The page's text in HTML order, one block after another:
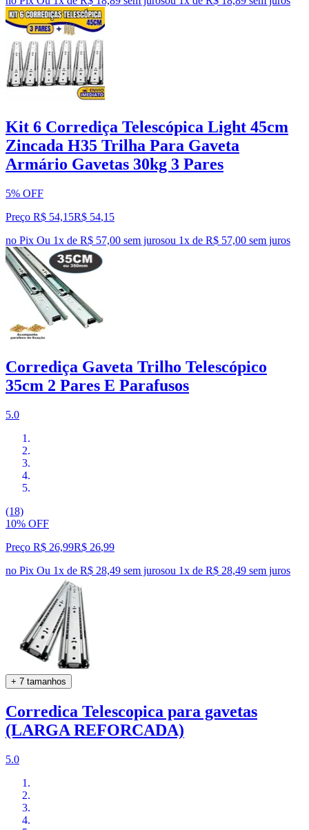
Kit 6 Corrediça Telescópica Light 45cm
Zincada H35 Trilha Para Gaveta
Armário Gavetas 30kg 3 Pares
5% OFF
Preço R$ 54,15R$ 54,15
no Pix Ou 1x de R$ 57,00 sem jurosou 1x de R$ 57,00 sem juros
Corrediça Gaveta Trilho Telescópico
35cm 2 Pares E Parafusos
5.0
(18)
10% OFF
Preço R$ 26,99R$ 26,99
no Pix Ou 1x de R$ 28,49 sem jurosou 1x de R$ 28,49 sem juros
+ 7 tamanhos
Corredica Telescopica para gavetas
(LARGA REFORCADA)
5.0